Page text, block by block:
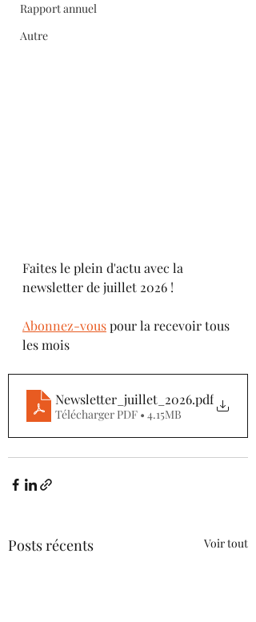
Rapport annuel
Autre
Faites le plein d'actu avec la
newsletter de juillet 2026 !
Abonnez-vous pour la recevoir tous
les mois
Newsletter_juillet_2026.pdf
Télécharger PDF • 4.15MB
Posts récents Voir tout